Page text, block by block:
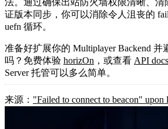
证版本同步，你可以消除令人沮丧的
uefn 循环。
准备好扩展你的 Multiplayer Backend 并
吗？免费体验 horizOn ，或查看 API docs
Server 托管可以多么简单。
来源： "Failed to connect to beacon" upon